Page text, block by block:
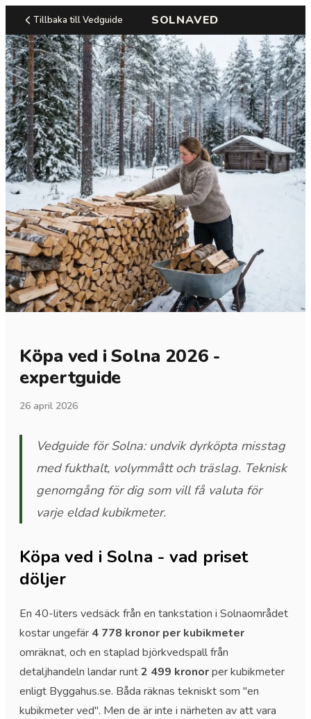
Tillbaka till Vedguide SOLNAVED
Köpa ved i Solna 2026 -
expertguide
26 april 2026
Vedguide för Solna: undvik dyrköpta misstag
med fukthalt, volymmått och träslag. Teknisk
genomgång för dig som vill få valuta för
varje eldad kubikmeter.
Köpa ved i Solna - vad priset
döljer
En 40-liters vedsäck från en tankstation i Solnaområdet
kostar ungefär 4 778 kronor per kubikmeter
omräknat, och en staplad björkvedspall från
detaljhandeln landar runt2 499 kronorper kubikmeter
enligt Byggahus.se. Båda räknas tekniskt som "en
kubikmeter ved". Men de är inte i närheten av att vara